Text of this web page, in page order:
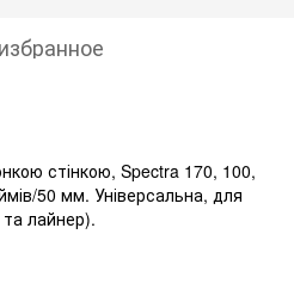
стінкою, Spectra 170, 100,
50 мм. Універсальна, для
лайнер).